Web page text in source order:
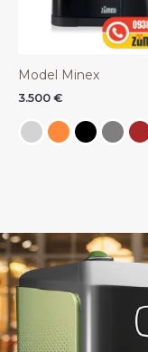
Model Minex
3.500 €